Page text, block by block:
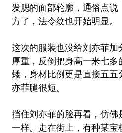
发腮的面部轮廓，通俗点说
方了，法令纹也开始明显。
这次的服装也没给刘亦菲加
厚重，反倒把身高一米七
矮，身材比例更是直接五五
亦菲腿很短。
挡住刘亦菲的脸再看，仿佛
一样。走在街上，有种某宝